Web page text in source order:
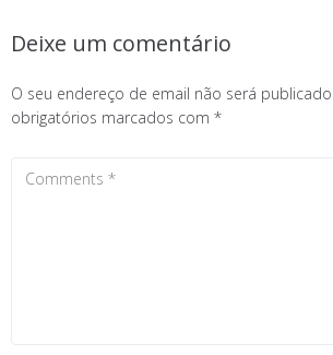
Deixe um comentário
O seu endereço de email não será
obrigatórios marcados com *